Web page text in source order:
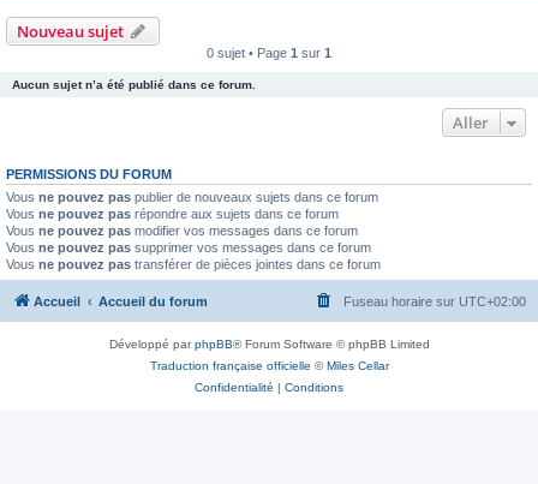
Nouveau sujet
0 sujet • Page 1 sur 1
Aucun sujet n’a été publié dans ce forum.
Aller
PERMISSIONS DU FORUM
Vous ne pouvez pas publier de nouveaux sujets dans ce forum
Vous ne pouvez pas répondre aux sujets dans ce forum
Vous ne pouvez pas modifier vos messages dans ce forum
Vous ne pouvez pas supprimer vos messages dans ce forum
Vous ne pouvez pas transférer de pièces jointes dans ce forum
Accueil Accueil du forum Fuseau horaire sur UTC+02:00
Développé parphpBB® Forum Software © phpBB Limited
Traduction française officielle ©Miles Cellar
Confidentialité | Conditions